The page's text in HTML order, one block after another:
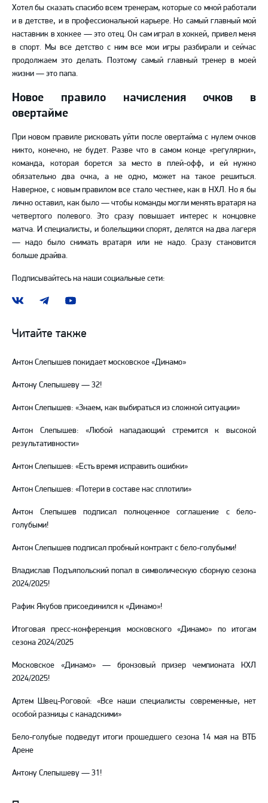
Хотел бы сказать спасибо всем тренерам, которые со мной работали
и в детстве, и в профессиональной карьере. Но самый главный мой
наставник в хоккее —это отец. Он сам играл в хоккей, привел меня
в спорт. Мы все детство с ним все мои игры разбирали и сейчас
продолжаем это делать. Поэтому самый главный тренер в моей
жизни—это папа.
Новое правило начисления очков в
овертайме
При новом правиле рисковать уйти после овертайма с нулем очков
никто, конечно, не будет. Разве что в самом конце «регулярки»,
команда, которая борется за место в плей-офф, и ей нужно
обязательно два очка, а не одно, может на такое решиться.
Наверное, с новым правилом все стало честнее, как в НХЛ. Но я бы
лично оставил, как было—чтобы команды могли менять вратаря на
четвертого полевого. Это сразу повышает интерес к концовке
матча. И специалисты, и болельщики спорят, делятся на два лагеря
— надо было снимать вратаря или не надо. Сразу становится
больше драйва.
Подписывайтесь на наши социальные сети:
Наша
ВКонтакте
Наш
в
Telegram
Наш
YouTube
Читайте также
Антон Слепышев покидает московское «Динамо»
Антону Слепышеву — 32!
Антон Слепышев: «Знаем, как выбираться из сложной ситуации»
Антон Слепышев: «Любой нападающий стремится к высокой
результативности»
Антон Слепышев: «Есть время исправить ошибки»
Антон Слепышев: «Потери в составе нас сплотили»
Антон Слепышев подписал полноценное соглашение с бело-
голубыми!
Антон Слепышев подписал пробный контракт с бело-голубыми!
Владислав Подъяпольский попал в символическую сборную сезона
2024/2025!
Рафик Якубов присоединился к «Динамо»!
Итоговая пресс-конференция московского «Динамо» по итогам
сезона 2024/2025
Московское «Динамо» — бронзовый призер чемпионата КХЛ
2024/2025!
Артем Швец-Роговой: «Все наши специалисты современные, нет
особой разницы с канадскими»
Бело-голубые подведут итоги прошедшего сезона 14 мая на ВТБ
Арене
Антону Слепышеву — 31!